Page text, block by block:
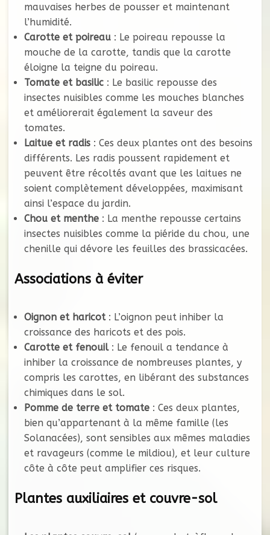
mauvaises herbes de pousser et maintenant
l’humidité.
Carotte et poireau : Le poireau repousse la
mouche de la carotte, tandis que la carotte
éloigne la teigne du poireau.
Tomate et basilic : Le basilic repousse des
insectes nuisibles comme les mouches blanches
et améliorerait également la saveur des
tomates.
Laitue et radis : Ces deux plantes ont des besoins
différents. Les radis poussent rapidement et
peuvent être récoltés avant que les laitues ne
soient complètement développées, maximisant
ainsi l’espace du jardin.
Chou et menthe : La menthe repousse certains
insectes nuisibles comme la piéride du chou, une
chenille qui dévore les feuilles des brassicacées.
Associations à éviter
Oignon et haricot: L’oignon peut inhiber la
croissance des haricots et des pois.
Carotte et fenouil: Le fenouil a tendance à
inhiber la croissance de nombreuses plantes, y
compris les carottes, en libérant des substances
chimiques dans le sol.
Pomme de terre et tomate : Ces deux plantes,
bien qu’appartenant à la même famille (les
Solanacées), sont sensibles aux mêmes maladies
et ravageurs (comme le mildiou), et leur culture
côte à côte peut amplifier ces risques.
Plantes auxiliaires et couvre-sol